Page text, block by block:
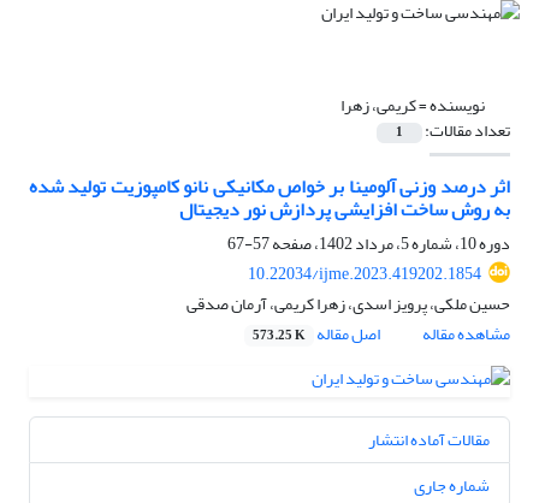
نویسنده =کریمی، زهرا
تعداد مقالات: 1
اثر درصد وزنی آلومینا بر خواص مکانیکی نانو کامپوزیت تولید شده
به روش ساخت افزایشی پردازش نور دیجیتال
دوره 10، شماره 5، مرداد 1402، صفحه
57-67
10.22034/ijme.2023.419202.1854
حسین ملکی، پرویز اسدی، زهرا کریمی، آرمان صدقی
مشاهده مقاله
اصل مقاله 573.25 K
مقالات آماده انتشار
شماره جاری